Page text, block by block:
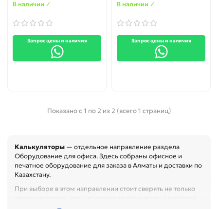
В наличии ✓
Запрос цены и наличия
В наличии ✓
Запрос цены и наличия
Показано с 1 по 2 из 2 (всего 1 страниц)
Калькуляторы — отдельное направление раздела
Оборудование для офиса. Здесь собраны офисное и
печатное оборудование для заказа в Алматы и доставки по
Казахстану.
При выборе в этом направлении стоит сверять не только